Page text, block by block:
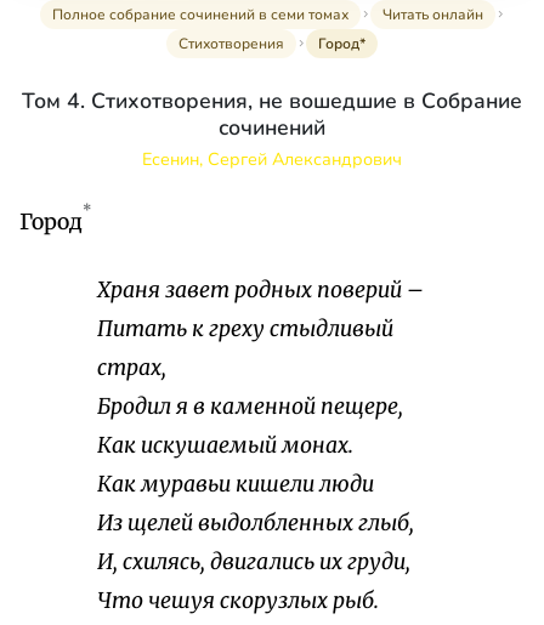
Полное собрание сочинений в семи томах
Читать онлайн
Стихотворения
Город*
Том 4. Стихотворения, не вошедшие в Собрание
сочинений
Есенин, Сергей Александрович
Город*
Храня завет родных поверий –
Питать к греху стыдливый
страх,
Бродил я в каменной пещере,
Как искушаемый монах.
Как муравьи кишели люди
Из щелей выдолбленных глыб,
И, схилясь, двигались их груди,
Что чешуя скорузлых рыб.